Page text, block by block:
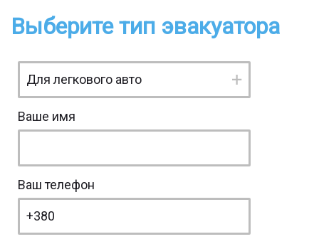
Выберите тип эвакуатора
Ваше имя
Ваш телефон